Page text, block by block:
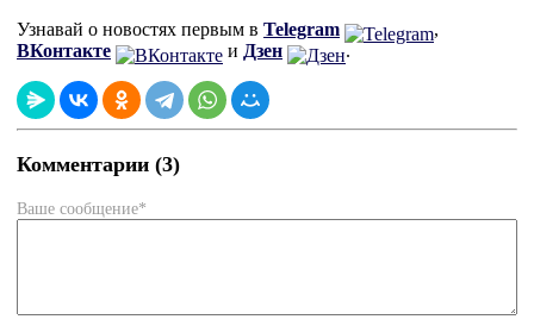
Узнавай о новостях первым в Telegram
,
ВКонтакте
и Дзен .
Комментарии (3)
Ваше сообщение*